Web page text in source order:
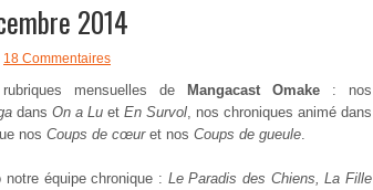
2014
18 Commentaires
mensuelles de Mangacast Omake : nos
dans On a Lu et En Survol, nos chroniques animé dans
nos Coups de cœuret nos Coups de gueule.
notre équipe chronique : Le Paradis des Chiens, La Fille